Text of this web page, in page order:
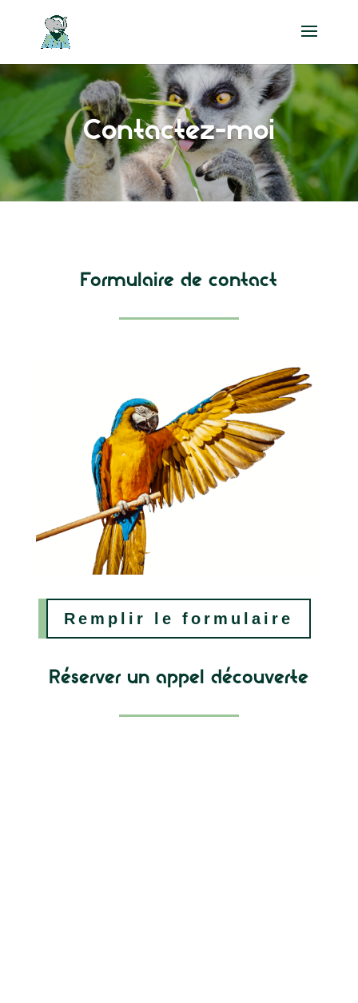
Contactez-moi
Formulaire de contact
Remplir le formulaire
Réserver un appel découverte